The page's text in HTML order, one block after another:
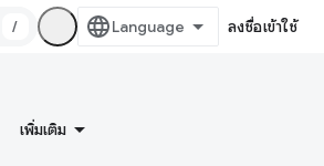
/ ลงชื่อเข้าใช้
เพิ่มเติม